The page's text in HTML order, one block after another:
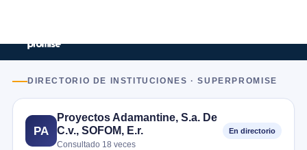
DIRECTORIO DE INSTITUCIONES · SUPERPROMISE
PA
Proyectos Adamantine, S.a. De
C.v., SOFOM, E.r.
Consultado 18 veces
En directorio